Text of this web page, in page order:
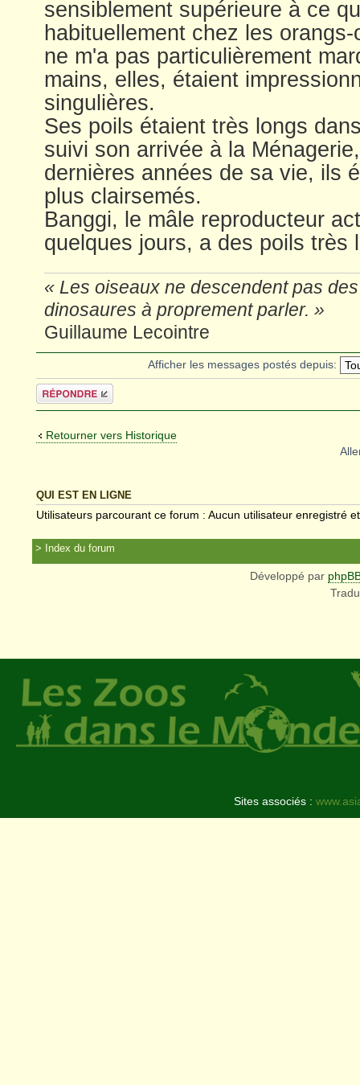
sensiblement supérieure à ce
habituellement chez les
ne m'a pas particulièrement
mains, elles, étaient
singulières.
Ses poils étaient très longs
suivi son arrivée à la
dernières années de sa vie, ils
plus clairsemés.
Banggi, le mâle reproducteur
quelques jours, a des poils très
« Les oiseaux ne descendent pas
dinosaures à proprement parler. »
Guillaume Lecointre
Afficher les messages postés depuis:
Répondre
Retourner vers Historique
QUI EST EN LIGNE
Utilisateurs parcourant ce forum : Aucun utilisateur enregistré
Index du forum
Développé par
Sites associés :